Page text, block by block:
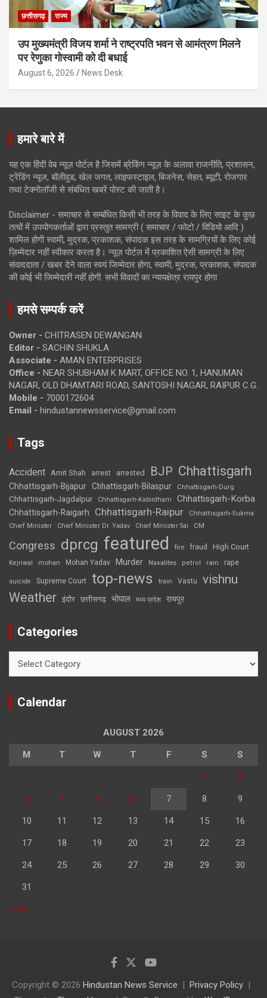
छत्तीसगढ़ राज्य
उप मुख्यमंत्री विजय शर्मा ने राष्ट्रपति भवन से आमंत्रण मिलने
पर रेणुका गोस्वामी को दी बधाई
August 6, 2026 News Desk
हमारे बारे में
यह एक हिंदी वेब न्यूज़ पोर्टल है जिसमें ब्रेकिंग न्यूज़ के अलावा राजनीति, प्रशासन,
ट्रेंडिंग न्यूज, बॉलीवुड, खेल जगत, लाइफस्टाइल, बिजनेस, सेहत, ब्यूटी, रोजगार
तथा टेक्नोलॉजी से संबंधित खबरें पोस्ट की जाती है।
Disclaimer - समाचार से सम्बंधित किसी भी तरह के विवाद के लिए साइट के कुछ
तत्वों में उपयोगकर्ताओं द्वारा प्रस्तुत सामग्री ( समाचार / फोटो / विडियो आदि )
शामिल होगी स्वामी, मुद्रक, प्रकाशक, संपादक इस तरह के सामग्रियों के लिए कोई
ज़िम्मेदार नहीं स्वीकार करता है। न्यूज़ पोर्टल में प्रकाशित ऐसी सामग्री के लिए
संवाददाता / खबर देने वाला स्वयं जिम्मेदार होगा, स्वामी, मुद्रक, प्रकाशक, संपादक
की कोई भी जिम्मेदारी नहीं होगी. सभी विवादों का न्यायक्षेत्र रायपुर होगा
हमसे सम्पर्क करें
Owner - CHITRASEN DEWANGAN
Editor - SACHIN SHUKLA
Associate - AMAN ENTERPRISES
Office - NEAR SHUBHAM K MART, OFFICE NO. 1, HANUMAN
NAGAR, OLD DHAMTARI ROAD, SANTOSHI NAGAR, RAIPUR C.G.
Mobile - 7000172604
Email - hindustannewsservice@gmail.com
Tags
Accident Amit Shah arrest arrested BJP Chhattisgarh
Chhattisgarh-Bijapur Chhattisgarh-Bilaspur Chhattisgarh-Durg
Chhattisgarh-Jagdalpur Chhattisgarh-Kabirdham Chhattisgarh-Korba
Chhattisgarh-Raigarh Chhattisgarh-Raipur
Chhattisgarh-Sukma
Chief Minister
Chief Minister Dr. Yadav Chief Minister Sai CM
Congress dprcg featured fire fraud High Court
Kejriwal mohan Mohan Yadav Murder Naxalites petrol rain rape
suicide Supreme Court top-news train Vastu vishnu
Weather इंदौर छत्तीसगढ़ भोपाल मध्य प्रदेश रायपुर
Categories
Calendar
AUGUST 2026
M T W T F S S
1 2
3 4 5 6 7 8 9
10 11 12 13 14 15 16
17 18 19 20 21 22 23
24 25 26 27 28 29 30
31
« Jul
Copyright © 2026 Hindustan News Service
Privacy Policy